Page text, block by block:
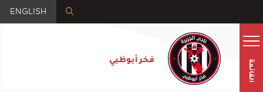
ENGLISH
فخر أبوظبي القائمة